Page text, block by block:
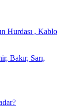
Hurdası , Kablo
Bakır, Sarı,